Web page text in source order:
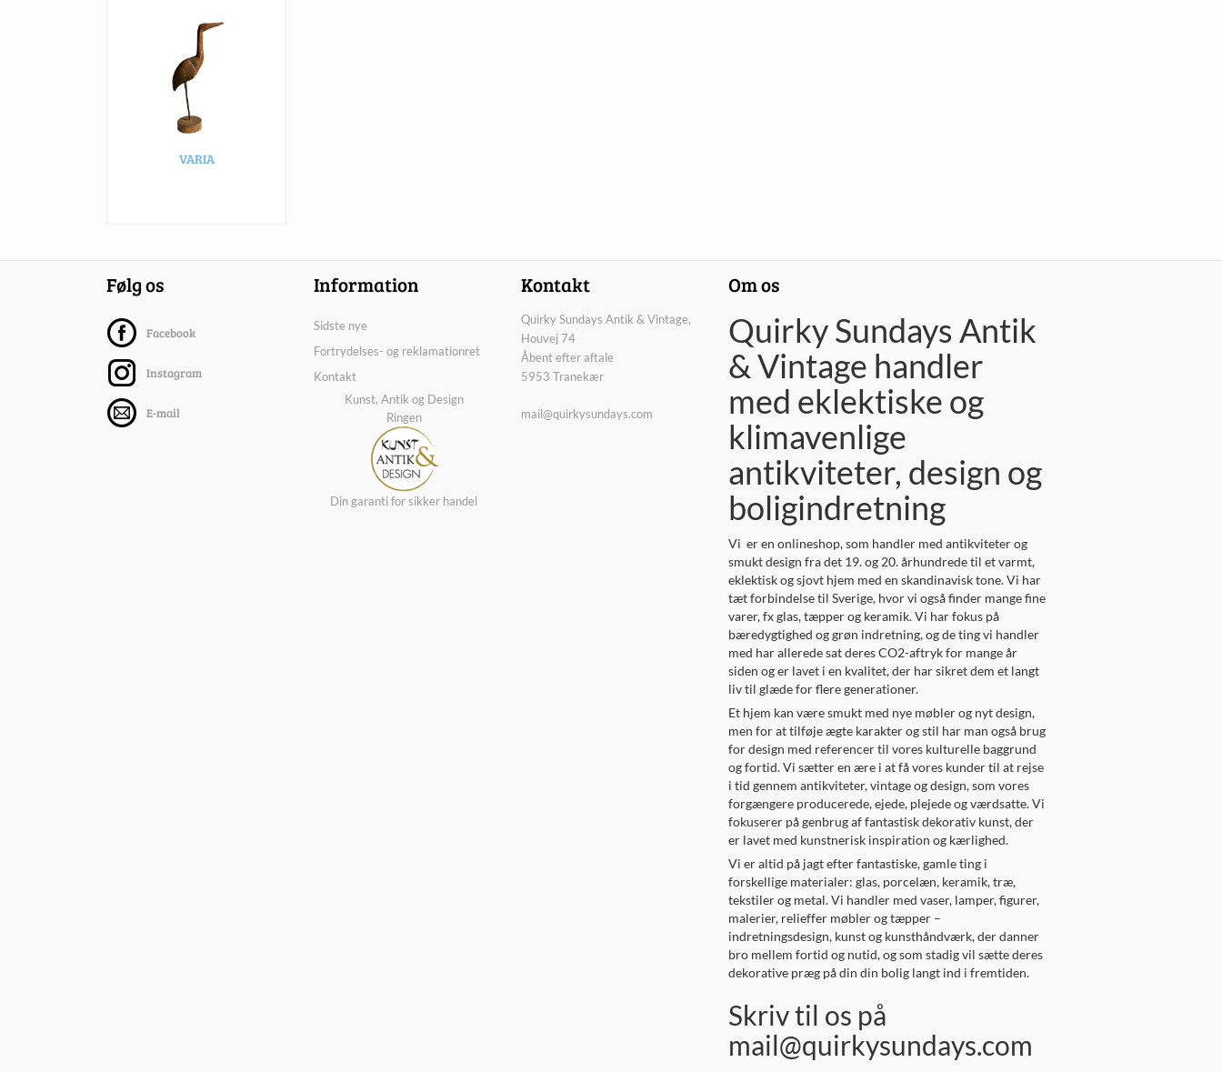
VARIA
Følg os
Facebook
Instagram
E-mail
Information
Sidste nye
Fortrydelses- og reklamationret
Kontakt
Kunst, Antik og Design
Ringen
Din garanti for sikker handel
Kontakt
Quirky Sundays Antik & Vintage,
Houvej 74
Åbent efter aftale
5953 Tranekær
mail@quirkysundays.com
Om os
Quirky Sundays Antik
& Vintage handler
med eklektiske og
klimavenlige
antikviteter, design og
boligindretning
Vi er en onlineshop, som handler med antikviteter og
smukt design fra det 19. og 20. århundrede til et varmt,
eklektisk og sjovt hjem med en skandinavisk tone. Vi har
tæt forbindelse til Sverige, hvor vi også finder mange fine
varer, fx glas, tæpper og keramik. Vi har fokus på
bæredygtighed og grøn indretning, og de ting vi handler
med har allerede sat deres CO2-aftryk for mange år
siden og er lavet i en kvalitet, der har sikret dem et langt
liv til glæde for flere generationer.
Et hjem kan være smukt med nye møbler og nyt design,
men for at tilføje ægte karakter og stil har man også brug
for design med referencer til vores kulturelle baggrund
og fortid. Vi sætter en ære i at få vores kunder til at rejse
i tid gennem antikviteter, vintage og design, som vores
forgængere producerede, ejede, plejede og værdsatte. Vi
fokuserer på genbrug af fantastisk dekorativ kunst, der
er lavet med kunstnerisk inspiration og kærlighed.
Vi er altid på jagt efter fantastiske, gamle ting i
forskellige materialer: glas, porcelæn, keramik, træ,
tekstiler og metal. Vi handler med vaser, lamper, figurer,
malerier, relieffer møbler og tæpper –
indretningsdesign, kunst og kunsthåndværk, der danner
bro mellem fortid og nutid, og som stadig vil sætte deres
dekorative præg på din din bolig langt ind i fremtiden.
Skriv til os på
mail@quirkysundays.com